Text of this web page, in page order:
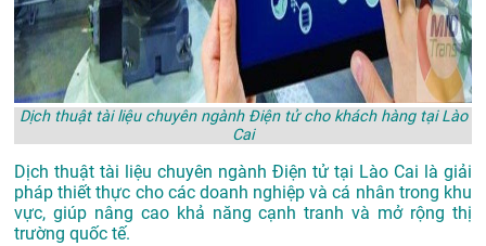
Dịch thuật tài liệu chuyên ngành Điện tử cho khách hàng tại Lào
Cai
Dịch thuật tài liệu chuyên ngành Điện tử tại Lào Cai là giải
pháp thiết thực cho các doanh nghiệp và cá nhân trong khu
vực, giúp nâng cao khả năng cạnh tranh và mở rộng thị
trường quốc tế.